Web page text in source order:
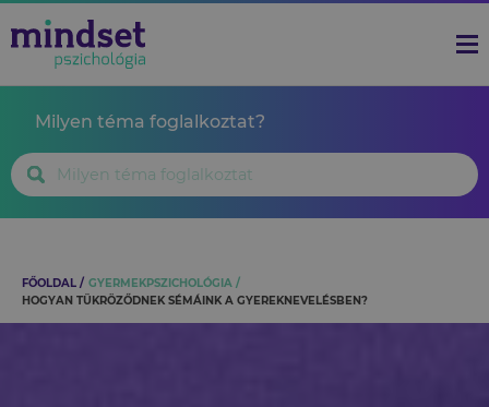
Milyen téma foglalkoztat?
FŐOLDAL
GYERMEKPSZICHOLÓGIA
HOGYAN TÜKRÖZŐDNEK SÉMÁINK A GYEREKNEVELÉSBEN?